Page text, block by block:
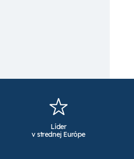
Líder
v strednej Európe